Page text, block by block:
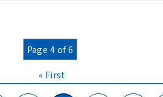
Page 4 of 6
« First